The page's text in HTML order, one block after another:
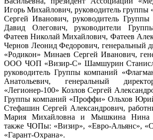
Игорь Михайлович, руководитель
Сергей Иванович, руководитель
Давид Олегович, руководители
Фатеев Николай Михайлович, Фатеев
Чернов Леонид Федорович,
«Родикон» Минаев Сергей Иванович,
ООО ЧОП «Визир-С» Шамшурин
руководитель Группы компаний
Анатольевич, генеральный
«Легионер-100» Козлов Сергей
Группы компаний «Проффи» Ольхов
Стефашин Сергей Александрович,
Мария Михайловна и Мышкина Нина
также ЧОПы: «Визир», «Евро-Альянс»,
«Гарант-Охрана».